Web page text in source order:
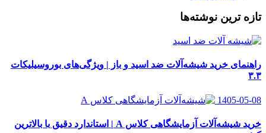
تازه ترین نوشته‌ها
راهنمای خرید شیشه‌آلات ضد اسید و باز | ویژگی‌های بوروسیلیکات
۳.۳
1405-05-08
خرید شیشه‌آلات آزمایشگاهی کلاس A | استاندارد دقیق با بالاترین